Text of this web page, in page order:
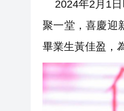
2024年2月1日
聚一堂，喜慶迎
畢業生黃佳盈，